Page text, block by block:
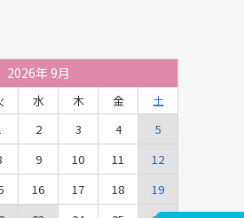
2026年 9月
水 木 金
土
2 3 4
5
9 10 11
12
16 17 18
19